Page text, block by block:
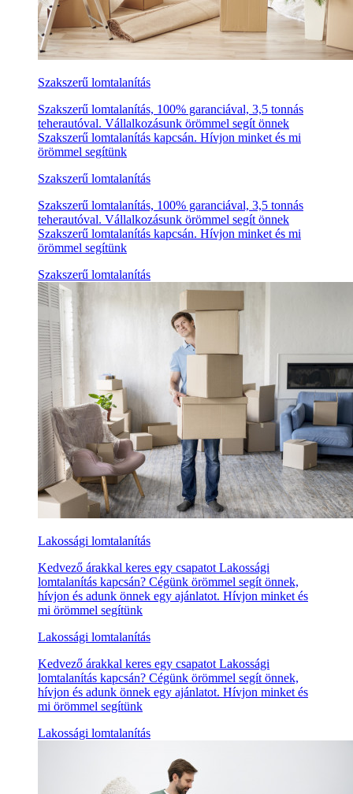
Szakszerű lomtalanítás
Szakszerű lomtalanítás, 100% garanciával, 3,5 tonnás
teherautóval. Vállalkozásunk örömmel segít önnek
Szakszerű lomtalanítás kapcsán. Hívjon minket és mi
örömmel segítünk
Szakszerű lomtalanítás
Szakszerű lomtalanítás, 100% garanciával, 3,5 tonnás
teherautóval. Vállalkozásunk örömmel segít önnek
Szakszerű lomtalanítás kapcsán. Hívjon minket és mi
örömmel segítünk
Szakszerű lomtalanítás
Lakossági lomtalanítás
Kedvező árakkal keres egy csapatot Lakossági
lomtalanítás kapcsán? Cégünk örömmel segít önnek,
hívjon és adunk önnek egy ajánlatot. Hívjon minket és
mi örömmel segítünk
Lakossági lomtalanítás
Kedvező árakkal keres egy csapatot Lakossági
lomtalanítás kapcsán? Cégünk örömmel segít önnek,
hívjon és adunk önnek egy ajánlatot. Hívjon minket és
mi örömmel segítünk
Lakossági lomtalanítás